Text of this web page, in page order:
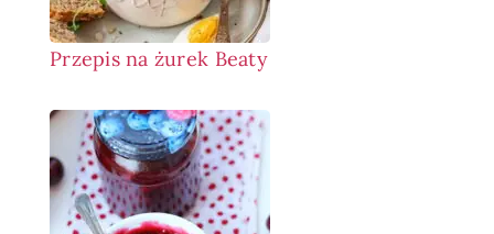
Przepis na żurek Beaty